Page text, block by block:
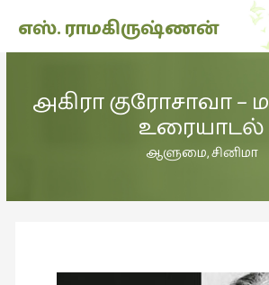
SHOW
அனுபவம்
எஸ். ராமகிருஷ்ணன்
அகிரா குரோசாவா –
உரையாடல்
ஆளுமை,சினிமா